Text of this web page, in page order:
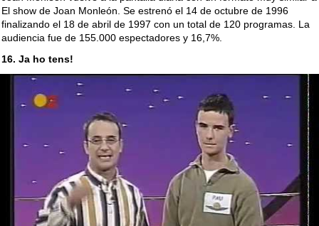
El show de Joan Monleón. Se estrenó el 14 de octubre de 1996
finalizando el 18 de abril de 1997 con un total de 120 programas. La
audiencia fue de 155.000 espectadores y 16,7%.
16. Ja ho tens!